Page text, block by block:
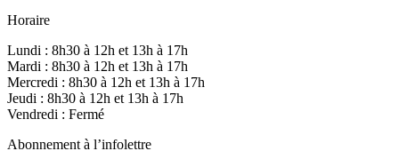
Horaire
Lundi : 8h30 à 12h et 13h à 17h
Mardi : 8h30 à 12h et 13h à 17h
Mercredi : 8h30 à 12h et 13h à 17h
Jeudi : 8h30 à 12h et 13h à 17h
Vendredi : Fermé
Abonnement à l’infolettre